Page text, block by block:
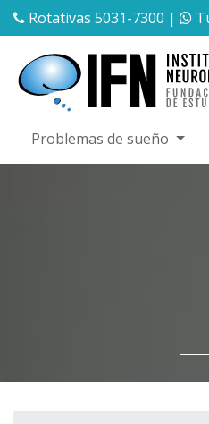
Rotativas 5031-7300 |
Problemas de sueño